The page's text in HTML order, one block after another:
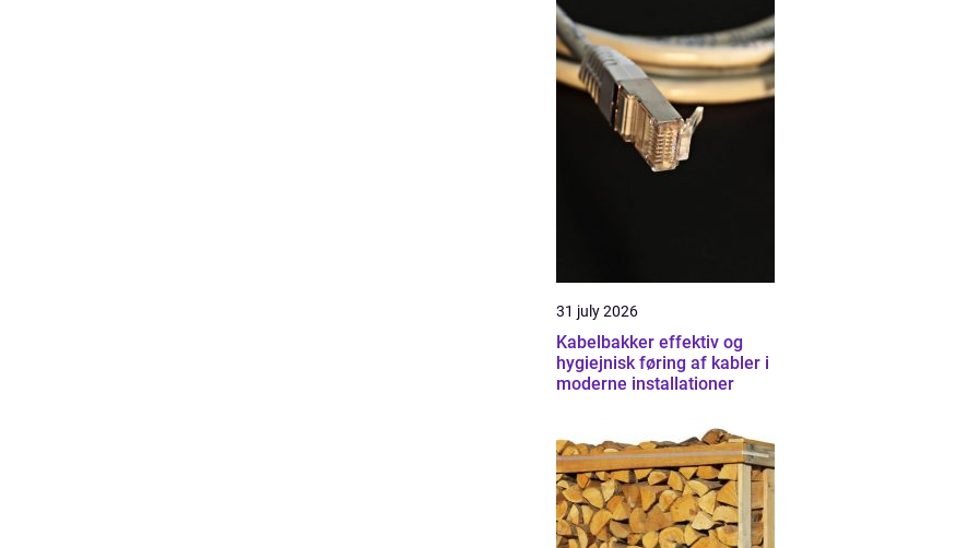
31 july 2026
Kabelbakker effektiv og
hygiejnisk føring af kabler i
moderne installationer